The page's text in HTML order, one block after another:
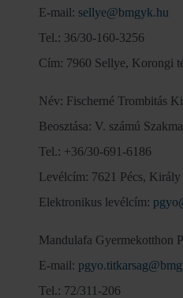
E-mail: sellye@bmgyk.hu
Tel.: 36/30-160-3256
Cím: 7960 Sellye, Korongi
Név: Fischerné Trombitás
Beosztása: V. számú
Tel.: +36/30-691-6186
Levélcím: 7621 Pécs, Király
Elektronikus levélcím:
Mandulafa Gyermekotthon
E-mail:
Tel.: 72/311-206